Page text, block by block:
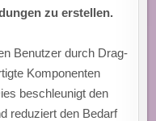
zu erstellen.
Benutzer durch Drag-
Komponenten
beschleunigt den
reduziert den Bedarf